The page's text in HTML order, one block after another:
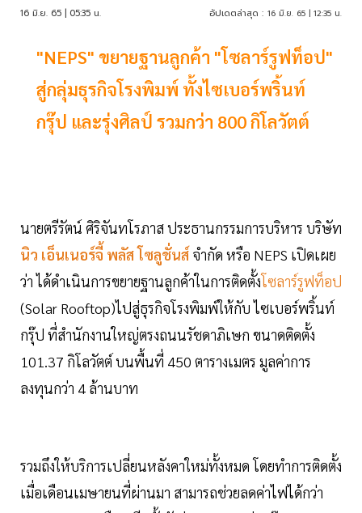
16 มิ.ย. 65 | 05:35 น. อัปเดตล่าสุด : 16 มิ.ย. 65 | 12:35 น.
"NEPS" ขยายฐานลูกค้า "โซลาร์รูฟท็อป"
สู่กลุ่มธุรกิจโรงพิมพ์ ทั้งไซเบอร์พริ้นท์
กรุ๊ป และรุ่งศิลป์ รวมกว่า 800 กิโลวัตต์
นายตรีรัตน์ ศิริจันทโรภาส ประธานกรรมการบริหาร บริษัท
นิว เอ็นเนอร์จี้ พลัส โซลูชั่นส์ จำกัด หรือ NEPS เปิดเผย
ว่า ได้ดำเนินการขยายฐานลูกค้าในการติดตั้งโซลาร์รูฟท็อป
(Solar Rooftop)ไปสู่ธุรกิจโรงพิมพ์ให้กับ ไซเบอร์พริ้นท์
กรุ๊ป ที่สำนักงานใหญ่ตรงถนนรัชดาภิเษก ขนาดติดตั้ง
101.37 กิโลวัตต์ บนพื้นที่ 450 ตารางเมตร มูลค่าการ
ลงทุนกว่า 4 ล้านบาท
รวมถึงให้บริการเปลี่ยนหลังคาใหม่ทั้งหมด โดยทำการติดตั้ง
เมื่อเดือนเมษายนที่ผ่านมา สามารถช่วยลดค่าไฟได้กว่า